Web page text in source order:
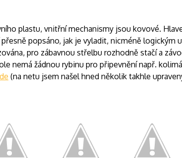
plastu, vnitřní mechanismy jsou kovové.
popsáno, jak je vyladit, nicméně logickým
pro zábavnou střelbu rozhodně stačí a
nemá žádnou rybinu pro připevnění např.
(na netu jsem našel hned několik takhle